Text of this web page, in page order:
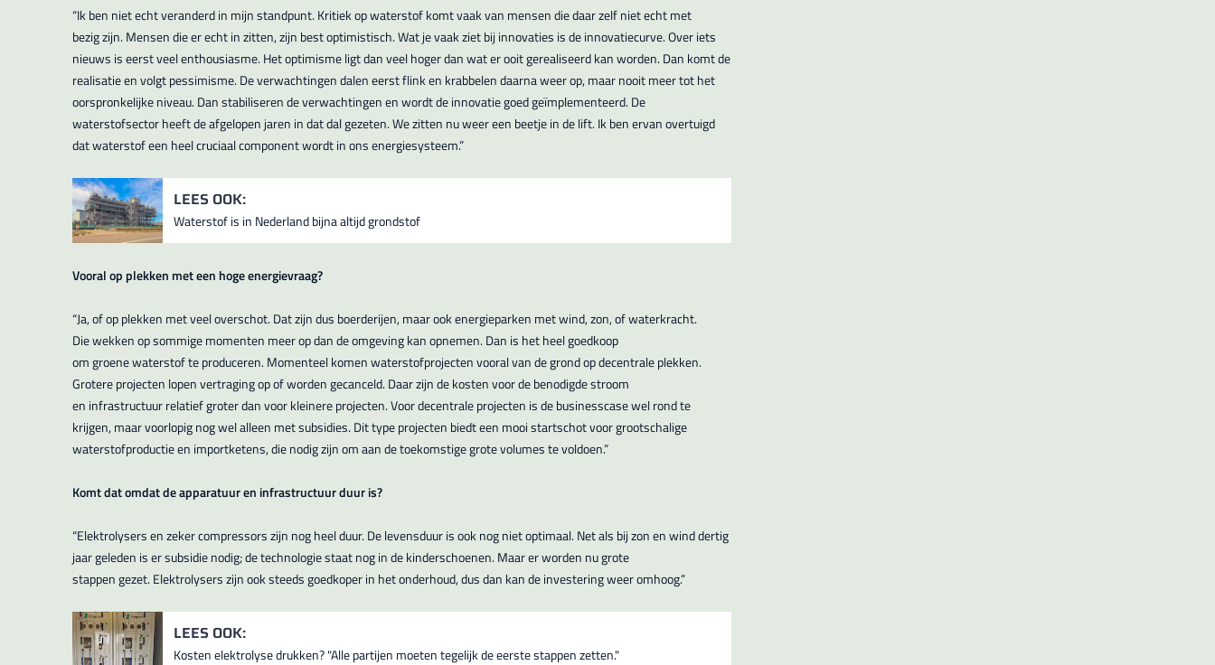
“Ik ben niet echt veranderd in mijn standpunt. Kritiek op waterstof komt vaak van mensen die daar zelf niet echt met
bezig zijn. Mensen die er echt in zitten, zijn best optimistisch. Wat je vaak ziet bij innovaties is de innovatiecurve. Over iets
nieuws is eerst veel enthousiasme. Het optimisme ligt dan veel hoger dan wat er ooit gerealiseerd kan worden. Dan komt de
realisatie en volgt pessimisme. De verwachtingen dalen eerst flink en krabbelen daarna weer op, maar nooit meer tot het
oorspronkelijke niveau. Dan stabiliseren de verwachtingen en wordt de innovatie goed geïmplementeerd. De
waterstofsector heeft de afgelopen jaren in dat dal gezeten. We zitten nu weer een beetje in de lift. Ik ben ervan overtuigd
dat waterstof een heel cruciaal component wordt in ons energiesysteem.”
LEES OOK:
Waterstof is in Nederland bijna altijd grondstof
Vooral op plekken met een hoge energievraag?
“Ja, of op plekken met veel overschot. Dat zijn dus boerderijen, maar ook energieparken met wind, zon, of waterkracht.
Die wekken op sommige momenten meer op dan de omgeving kan opnemen. Dan is het heel goedkoop
om groene waterstof te produceren. Momenteel komen waterstofprojecten vooral van de grond op decentrale plekken.
Grotere projecten lopen vertraging op of worden gecanceld. Daar zijn de kosten voor de benodigde stroom
en infrastructuur relatief groter dan voor kleinere projecten. Voor decentrale projecten is de businesscase wel rond te
krijgen, maar voorlopig nog wel alleen met subsidies. Dit type projecten biedt een mooi startschot voor grootschalige
waterstofproductie en importketens, die nodig zijn om aan de toekomstige grote volumes te voldoen.”
Komt dat omdat de apparatuur en infrastructuur duur is?
“Elektrolysers en zeker compressors zijn nog heel duur. De levensduur is ook nog niet optimaal. Net als bij zon en wind dertig
jaar geleden is er subsidie nodig; de technologie staat nog in de kinderschoenen. Maar er worden nu grote
stappen gezet. Elektrolysers zijn ook steeds goedkoper in het onderhoud, dus dan kan de investering weer omhoog.”
LEES OOK:
Kosten elektrolyse drukken? "Alle partijen moeten tegelijk de eerste stappen zetten."